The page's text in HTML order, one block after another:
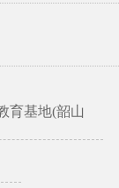
育基地(韶山